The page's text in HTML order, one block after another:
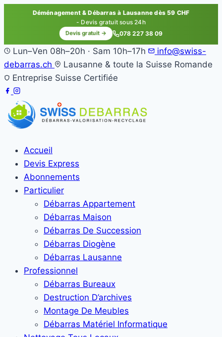
Déménagement & Débarras à Lausanne dès 59 CHF
- Devis gratuit sous 24h
Devis gratuit → 078 227 38 09
Lun–Ven 08h–20h · Sam 10h–17h
info@swiss-
debarras.ch
Lausanne & toute la Suisse Romande
Entreprise Suisse Certifiée
Accueil
Devis Express
Abonnements
Particulier
Débarras Appartement
Débarras Maison
Débarras De Succession
Débarras Diogène
Débarras Lausanne
Professionnel
Débarras Bureaux
Destruction D’archives
Montage De Meubles
Débarras Matériel Informatique